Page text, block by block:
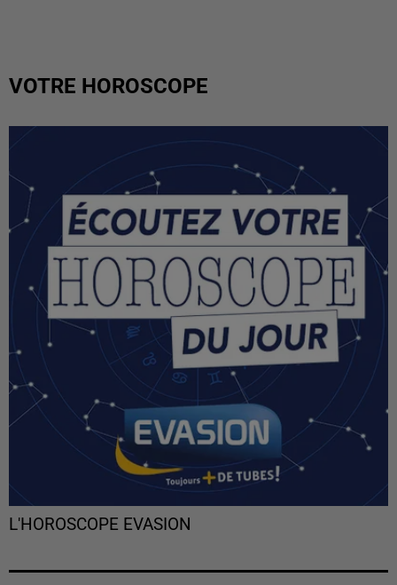
VOTRE HOROSCOPE
L'HOROSCOPE EVASION